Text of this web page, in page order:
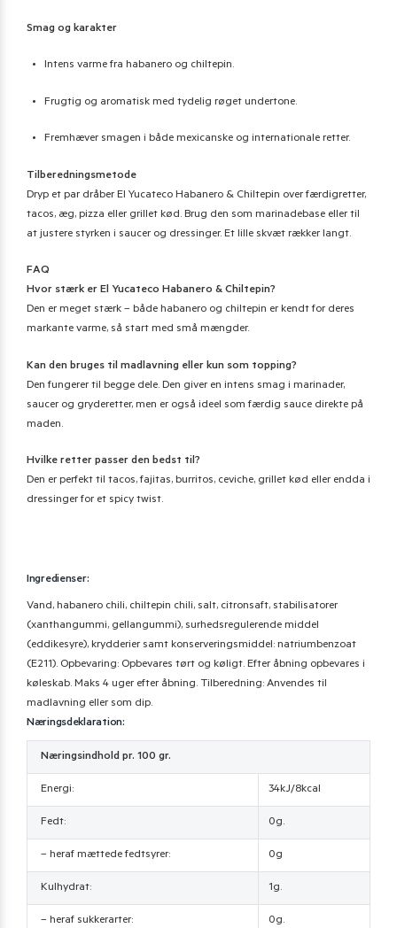
Smag og karakter
Intens varme fra habanero og chiltepin.
Frugtig og aromatisk med tydelig røget undertone.
Fremhæver smagen i både mexicanske og internationale retter.
Tilberedningsmetode
Dryp et par dråber El Yucateco Habanero & Chiltepin over færdigretter,
tacos, æg, pizza eller grillet kød. Brug den som marinadebase eller til
at justere styrken i saucer og dressinger. Et lille skvæt rækker langt.
FAQ
Hvor stærk er El Yucateco Habanero & Chiltepin?
Den er meget stærk – både habanero og chiltepin er kendt for deres
markante varme, så start med små mængder.
Kan den bruges til madlavning eller kun som topping?
Den fungerer til begge dele. Den giver en intens smag i marinader,
saucer og gryderetter, men er også ideel som færdig sauce direkte på
maden.
Hvilke retter passer den bedst til?
Den er perfekt til tacos, fajitas, burritos, ceviche, grillet kød eller endda i
dressinger for et spicy twist.
Ingredienser:
Vand, habanero chili, chiltepin chili, salt, citronsaft, stabilisatorer
(xanthangummi, gellangummi), surhedsregulerende middel
(eddikesyre), krydderier samt konserveringsmiddel: natriumbenzoat
(E211). Opbevaring: Opbevares tørt og køligt. Efter åbning opbevares i
køleskab. Maks 4 uger efter åbning. Tilberedning: Anvendes til
madlavning eller som dip.
Næringsdeklaration:
Næringsindhold pr. 100 gr.
Energi: 34kJ/8kcal
Fedt: 0g.
– heraf mættede fedtsyrer: 0g
Kulhydrat: 1g.
– heraf sukkerarter: 0g.